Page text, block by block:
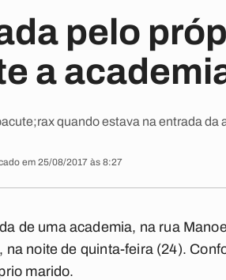
pelo
a
quando estava na entrada da
em 25/08/2017 às 8:27
de uma academia, na rua
noite de quinta-feira (24).
marido.